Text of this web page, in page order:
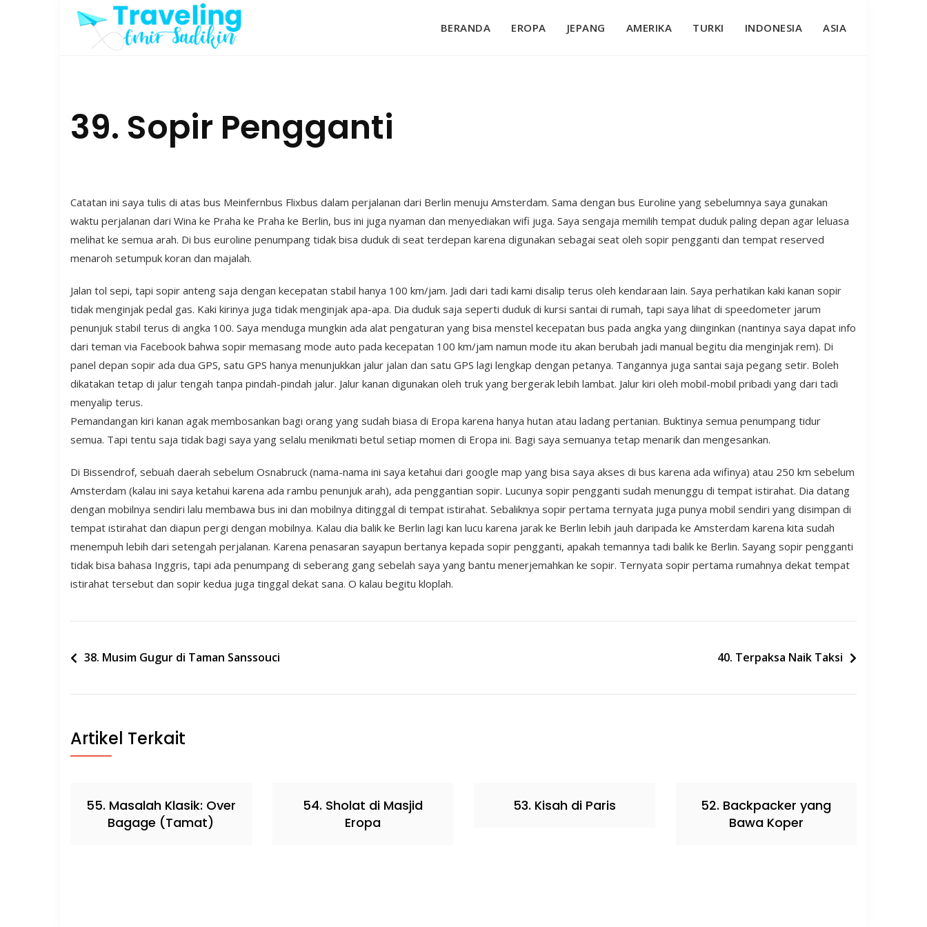
Skip
BERANDA EROPA JEPANG AMERIKA TURKI INDONESIA ASIA
39. Sopir Pengganti
Catatan ini saya tulis di atas bus Meinfernbus Flixbus dalam perjalanan dari Berlin menuju Amsterdam. Sama dengan bus Euroline yang sebelumnya saya gunakan
waktu perjalanan dari Wina ke Praha ke Praha ke Berlin, bus ini juga nyaman dan menyediakan wifi juga. Saya sengaja memilih tempat duduk paling depan agar leluasa
melihat ke semua arah. Di bus euroline penumpang tidak bisa duduk di seat terdepan karena digunakan sebagai seat oleh sopir pengganti dan tempat reserved
menaroh setumpuk koran dan majalah.
Jalan tol sepi, tapi sopir anteng saja dengan kecepatan stabil hanya 100 km/jam. Jadi dari tadi kami disalip terus oleh kendaraan lain. Saya perhatikan kaki kanan sopir
tidak menginjak pedal gas. Kaki kirinya juga tidak menginjak apa-apa. Dia duduk saja seperti duduk di kursi santai di rumah, tapi saya lihat di speedometer jarum
penunjuk stabil terus di angka 100. Saya menduga mungkin ada alat pengaturan yang bisa menstel kecepatan bus pada angka yang diinginkan (nantinya saya dapat info
dari teman via Facebook bahwa sopir memasang mode auto pada kecepatan 100 km/jam namun mode itu akan berubah jadi manual begitu dia menginjak rem). Di
panel depan sopir ada dua GPS, satu GPS hanya menunjukkan jalur jalan dan satu GPS lagi lengkap dengan petanya. Tangannya juga santai saja pegang setir. Boleh
dikatakan tetap di jalur tengah tanpa pindah-pindah jalur. Jalur kanan digunakan oleh truk yang bergerak lebih lambat. Jalur kiri oleh mobil-mobil pribadi yang dari tadi
menyalip terus.
Pemandangan kiri kanan agak membosankan bagi orang yang sudah biasa di Eropa karena hanya hutan atau ladang pertanian. Buktinya semua penumpang tidur
semua. Tapi tentu saja tidak bagi saya yang selalu menikmati betul setiap momen di Eropa ini. Bagi saya semuanya tetap menarik dan mengesankan.
Di Bissendrof, sebuah daerah sebelum Osnabruck (nama-nama ini saya ketahui dari google map yang bisa saya akses di bus karena ada wifinya) atau 250 km sebelum
Amsterdam (kalau ini saya ketahui karena ada rambu penunjuk arah), ada penggantian sopir. Lucunya sopir pengganti sudah menunggu di tempat istirahat. Dia datang
dengan mobilnya sendiri lalu membawa bus ini dan mobilnya ditinggal di tempat istirahat. Sebaliknya sopir pertama ternyata juga punya mobil sendiri yang disimpan di
tempat istirahat dan diapun pergi dengan mobilnya. Kalau dia balik ke Berlin lagi kan lucu karena jarak ke Berlin lebih jauh daripada ke Amsterdam karena kita sudah
menempuh lebih dari setengah perjalanan. Karena penasaran sayapun bertanya kepada sopir pengganti, apakah temannya tadi balik ke Berlin. Sayang sopir pengganti
tidak bisa bahasa Inggris, tapi ada penumpang di seberang gang sebelah saya yang bantu menerjemahkan ke sopir. Ternyata sopir pertama rumahnya dekat tempat
istirahat tersebut dan sopir kedua juga tinggal dekat sana. O kalau begitu kloplah.
Post
38. Musim Gugur di Taman Sanssouci 40. Terpaksa Naik Taksi
Artikel Terkait
55. Masalah Klasik: Over
Bagage (Tamat)
54. Sholat di Masjid
Eropa
53. Kisah di Paris
52. Backpacker yang
Bawa Koper